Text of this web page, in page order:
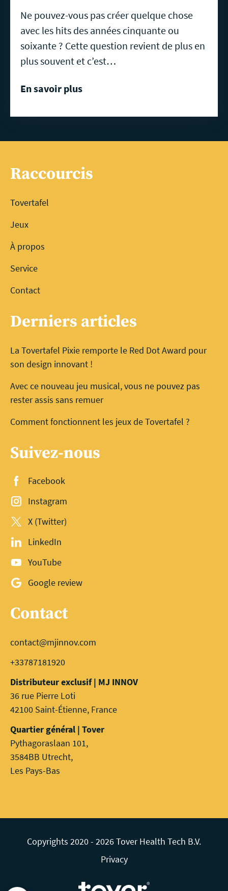
Ne pouvez-vous pas créer quelque chose
avec les hits des années cinquante ou
soixante ? Cette question revient de plus en
plus souvent et c’est…
En savoir plus
Raccourcis
Tovertafel
Jeux
À propos
Service
Contact
Derniers articles
La Tovertafel Pixie remporte le Red Dot Award pour
son design innovant !
Avec ce nouveau jeu musical, vous ne pouvez pas
rester assis sans remuer
Comment fonctionnent les jeux de Tovertafel ?
Suivez-nous
Facebook
Instagram
X (Twitter)
LinkedIn
YouTube
Google review
Contact
contact@mjinnov.com
+33787181920
Distributeur exclusif | MJ INNOV
36 rue Pierre Loti
42100 Saint-Étienne, France
Quartier général | Tover
Pythagoraslaan 101,
3584BB Utrecht,
Les Pays-Bas
Copyrights 2020 - 2026 Tover Health Tech B.V.
Privacy